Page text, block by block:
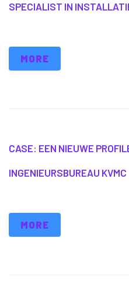
SPECIALIST IN
MORE
CASE: EEN NIEUWE
INGENIEURSBUREAU KVMC
MORE